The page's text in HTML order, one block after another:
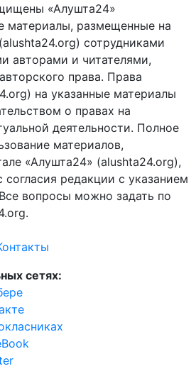
«Алушта24»
материалы, размещенные на
сотрудниками
авторами и читателями,
права. Права
на указанные материалы
о правах на
деятельности. Полное
материалов,
«Алушта24» (alushta24.org),
согласия редакции с указанием
вопросы можно задать по
сетях: